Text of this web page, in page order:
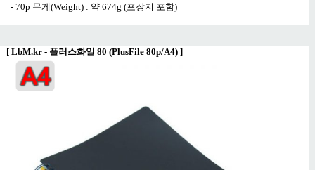
- 70p 무게(Weight) : 약 674g (포장지 포함)
[ LbM.kr - 플러스화일 80 (PlusFile 80p/A4) ]